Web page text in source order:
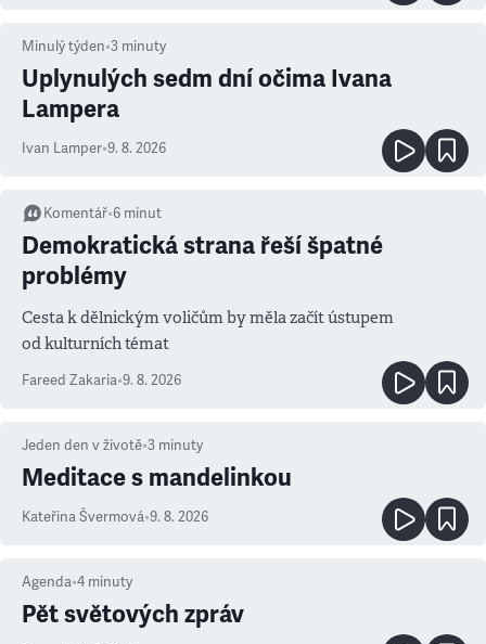
Minulý týden•3 minuty
Uplynulých sedm dní očima Ivana
Lampera
Ivan Lamper•9. 8. 2026
Komentář•6 minut
Demokratická strana řeší špatné
problémy
Cesta k dělnickým voličům by měla začít ústupem
od kulturních témat
Fareed Zakaria•9. 8. 2026
Jeden den v životě•3 minuty
Meditace s mandelinkou
Kateřina Švermová•9. 8. 2026
Agenda•4 minuty
Pět světových zpráv